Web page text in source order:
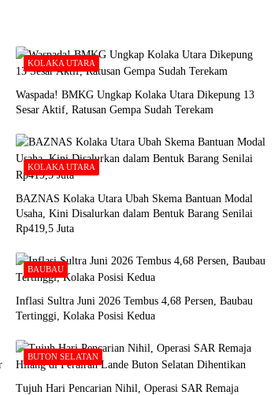
KOLAKA UTARA
Waspada! BMKG Ungkap Kolaka Utara Dikepung 13
Sesar Aktif, Ratusan Gempa Sudah Terekam
KOLAKA UTARA
BAZNAS Kolaka Utara Ubah Skema Bantuan Modal
Usaha, Kini Disalurkan dalam Bentuk Barang Senilai
Rp419,5 Juta
BAUBAU
Inflasi Sultra Juni 2026 Tembus 4,68 Persen, Baubau
Tertinggi, Kolaka Posisi Kedua
BUTON SELATAN
Tujuh Hari Pencarian Nihil, Operasi SAR Remaja